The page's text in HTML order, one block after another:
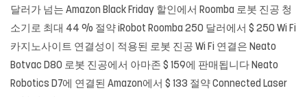
달러가 넘는 Amazon Black Friday 할인에서 Roomba 로봇 진공 청
소기로 최대 44 % 절약 iRobot Roomba 250 달러에서 $ 250 Wi Fi
카지노사이트 연결성이 적용된 로봇 진공 Wi Fi 연결은 Neato
Botvac D80 로봇 진공에서 아마존 $ 159에 판매됩니다 Neato
Robotics D7에 연결된 Amazon에서 $ 133 절약 Connected Laser